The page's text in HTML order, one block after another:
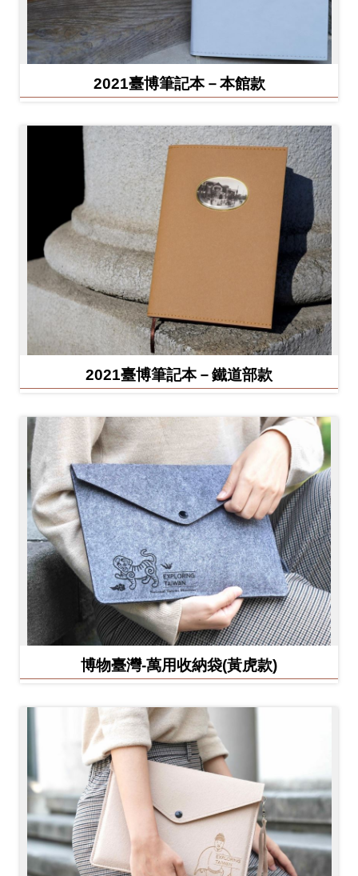
2021臺博筆記本－本館款
2021臺博筆記本－鐵道部款
博物臺灣-萬用收納袋(黃虎款)